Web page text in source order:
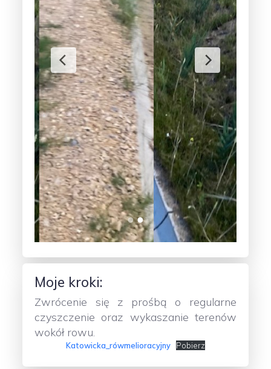
Moje kroki:
Zwrócenie się z prośbą o regularne
czyszczenie oraz wykaszanie terenów
wokół rowu.
Katowicka_rówmelioracyjny Pobierz